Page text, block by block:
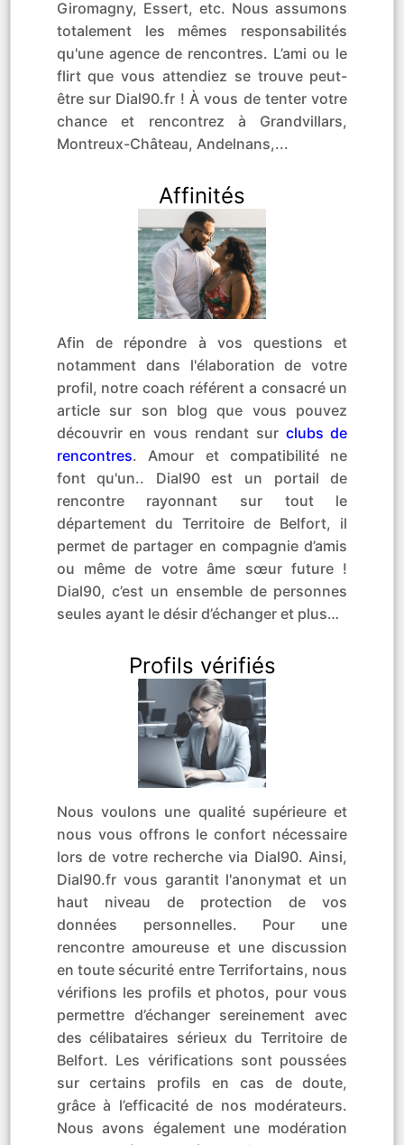
Giromagny, Essert, etc. Nous assumons
totalement les mêmes responsabilités
qu'une agence de rencontres. L’ami ou le
flirt que vous attendiez se trouve peut-
être sur Dial90.fr ! À vous de tenter votre
chance et rencontrez à Grandvillars,
Montreux-Château, Andelnans,...
Affinités
Afin de répondre à vos questions et
notamment dans l'élaboration de votre
profil, notre coach référent a consacré un
article sur son blog que vous pouvez
découvrir en vous rendant sur clubs de
rencontres. Amour et compatibilité ne
font qu'un.. Dial90 est un portail de
rencontre rayonnant sur tout le
département du Territoire de Belfort, il
permet de partager en compagnie d’amis
ou même de votre âme sœur future !
Dial90, c’est un ensemble de personnes
seules ayant le désir d’échanger et plus…
Profils vérifiés
Nous voulons une qualité supérieure et
nous vous offrons le confort nécessaire
lors de votre recherche via Dial90. Ainsi,
Dial90.fr vous garantit l'anonymat et un
haut niveau de protection de vos
données personnelles. Pour une
rencontre amoureuse et une discussion
en toute sécurité entre Terrifortains, nous
vérifions les profils et photos, pour vous
permettre d’échanger sereinement avec
des célibataires sérieux du Territoire de
Belfort. Les vérifications sont poussées
sur certains profils en cas de doute,
grâce à l’efficacité de nos modérateurs.
Nous avons également une modération